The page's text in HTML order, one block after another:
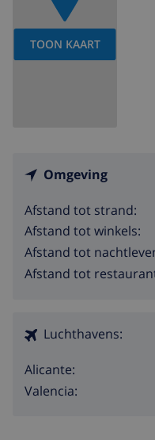
TOON KAART
Omgeving
Afstand tot strand:
Afstand tot winkels:
Afstand tot
Afstand tot
Luchthavens:
Alicante:
Valencia: